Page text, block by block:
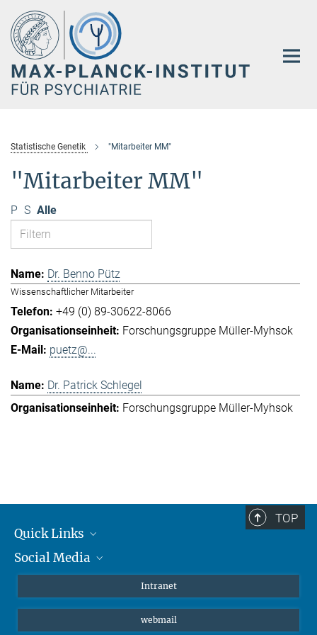
Hauptinhalt
Statistische Genetik "Mitarbeiter MM"
"Mitarbeiter MM"
P S Alle
Dr. Benno Pütz
Wissenschaftlicher Mitarbeiter
+49 (0) 89-30622-8066
Forschungsgruppe Müller-Myhsok
puetz@...
Dr. Patrick Schlegel
Forschungsgruppe Müller-Myhsok
TOP
Quick Links
Student*innen/Wissenschaftler*innen
Social Media
Bluesky
Intranet
webmail